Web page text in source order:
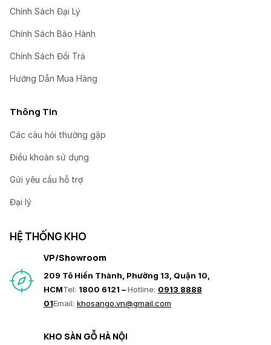
Chính Sách Đại Lý
Chính Sách Bảo Hành
Chính Sách Đổi Trả
Hướng Dẫn Mua Hàng
Thông Tin
Các câu hỏi thường gặp
Điều khoản sử dụng
Gửi yêu cầu hỗ trợ
Đại lý
HỆ THỐNG KHO
VP/Showroom
209 Tô Hiến Thành, Phường 13, Quận 10,
HCMTel: 1800 6121 –Hotline: 0913 8888
01Email: khosango.vn@gmail.com
KHO SÀN GỖ HÀ NỘI